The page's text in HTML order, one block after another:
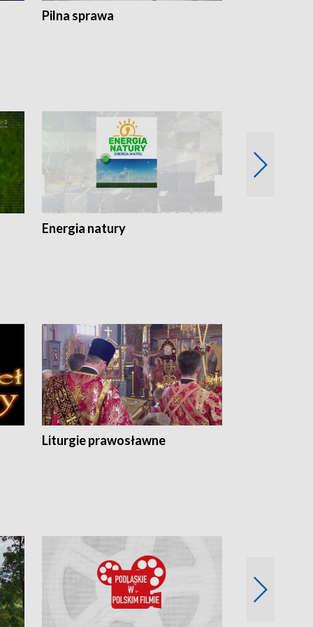
Pilna sprawa
Energia natury
Liturgie prawosławne